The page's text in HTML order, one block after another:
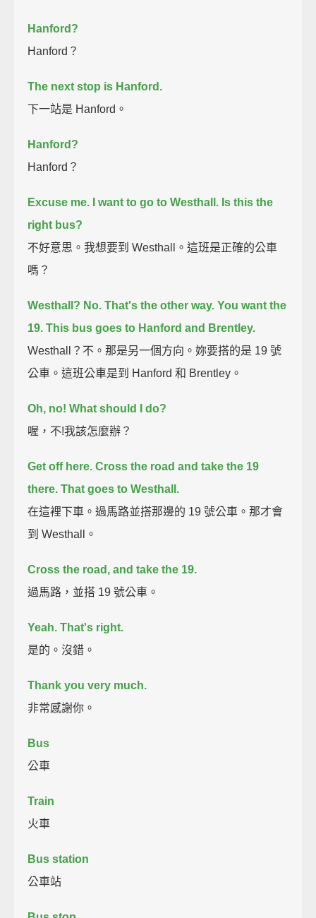
Hanford?
Hanford？
The next stop is Hanford.
下一站是 Hanford。
Hanford?
Hanford？
Excuse me. I want to go to Westhall. Is this the
right bus?
不好意思。我想要到 Westhall。這班是正確的公車
嗎？
Westhall? No. That's the other way. You want the
19. This bus goes to Hanford and Brentley.
Westhall？不。那是另一個方向。妳要搭的是 19 號
公車。這班公車是到 Hanford 和 Brentley。
Oh, no! What should I do?
喔，不!我該怎麼辦？
Get off here. Cross the road and take the 19
there. That goes to Westhall.
在這裡下車。過馬路並搭那邊的 19 號公車。那才會
到 Westhall。
Cross the road, and take the 19.
過馬路，並搭 19 號公車。
Yeah. That's right.
是的。沒錯。
Thank you very much.
非常感謝你。
Bus
公車
Train
火車
Bus station
公車站